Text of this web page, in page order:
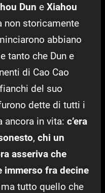
Dun e Xiahou
non storicamente
abbiano
tanto che Dun e
di Cao Cao
del suo
dette di tutti i
ancora in vita: c’era
, chi un
asseriva che
immerso fra decine
ma tutto quello che